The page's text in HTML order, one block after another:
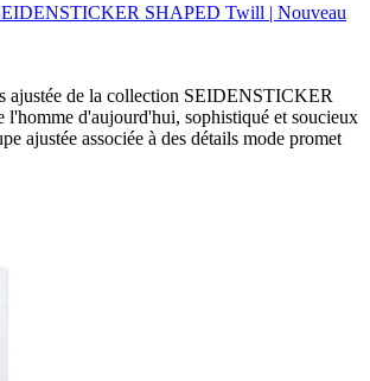
SHAPED Twill | Nouveau
ajustée de la collection SEIDENSTICKER
l'homme d'aujourd'hui, sophistiqué et soucieux
ajustée associée à des détails mode promet